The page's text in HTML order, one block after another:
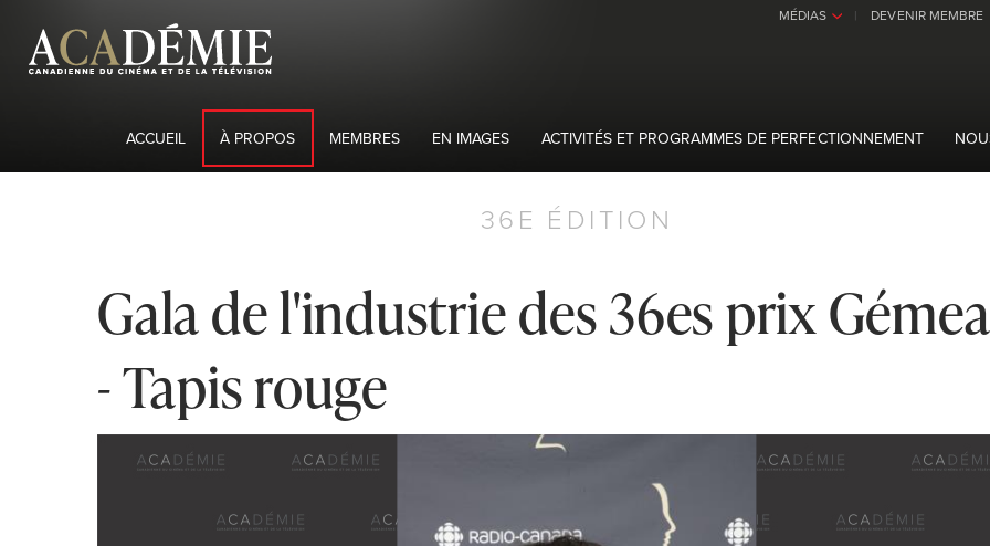
ACCUEIL À PROPOS MEMBRES EN IMAGES ACTIVITÉS ET PROGRAMMES DE PERFECTIONNEMENT
MÉDIAS› DEVENIR MEMBRE
36E ÉDITION
Gala de l'industrie des 36es prix
- Tapis rouge